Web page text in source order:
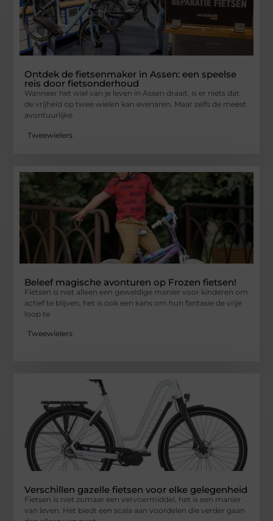
Ontdek de fietsenmaker in Assen: een speelse
reis door fietsonderhoud
Wanneer het wiel van je leven in Assen draait, is er niets dat
de vrijheid op twee wielen kan evenaren. Maar zelfs de meest
avontuurlijke
Tweewielers
Beleef magische avonturen op Frozen fietsen!
Fietsen is niet alleen een geweldige manier voor kinderen om
actief te blijven, het is ook een kans om hun fantasie de vrije
loop te
Tweewielers
Verschillen gazelle fietsen voor elke gelegenheid
Fietsen is niet zomaar een vervoermiddel, het is een manier
van leven. Het biedt een scala aan voordelen die verder gaan